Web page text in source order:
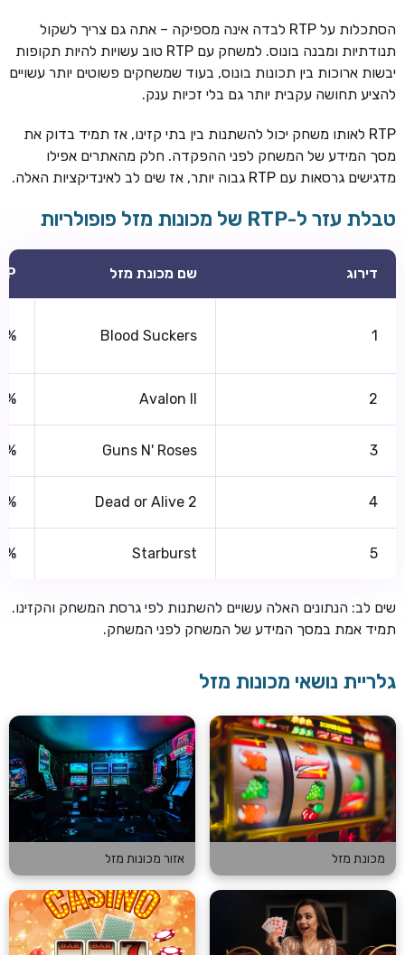
הסתכלות על RTP לבדה אינה מספיקה – אתה גם צריך לשקול
תנודתיות ומבנה בונוס. למשחק עם RTP טוב עשויות להיות תקופות
יבשות ארוכות בין תכונות בונוס, בעוד שמשחקים פשוטים יותר עשויים
להציע תחושה עקבית יותר גם בלי זכיות ענק.
RTP לאותו משחק יכול להשתנות בין בתי קזינו, אז תמיד בדוק את
מסך המידע של המשחק לפני ההפקדה. חלק מהאתרים אפילו
מדגישים גרסאות עם RTP גבוה יותר, אז שים לב לאינדיקציות האלה.
טבלת עזר ל-RTP של מכונות מזל פופולריות
דירוג שם מכונת מזל
1
Blood Suckers
2
Avalon II
3
Guns N' Roses
4
Dead or Alive 2
5
Starburst
שים לב: הנתונים האלה עשויים להשתנות לפי גרסת המשחק והקזינו.
תמיד אמת במסך המידע של המשחק לפני המשחק.
גלריית נושאי מכונות מזל
מכונת מזל אזור מכונות מזל